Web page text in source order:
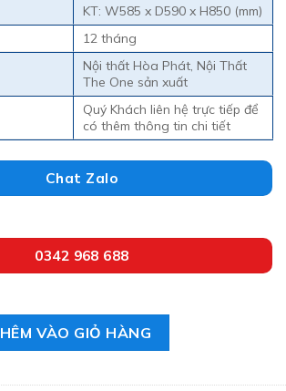
KT: W585 x D590 x H850 (mm)
12 tháng
Nội thất Hòa Phát, Nội Thất
The One sản xuất
Quý Khách liên hệ trực tiếp để
có thêm thông tin chi tiết
Chat Zalo
0342 968 688
Hòa Phát The One GL402X số lượng
VÀO GIỎ HÀNG